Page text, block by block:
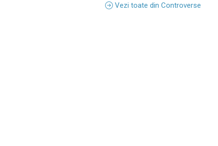
Vezi toate din Controverse